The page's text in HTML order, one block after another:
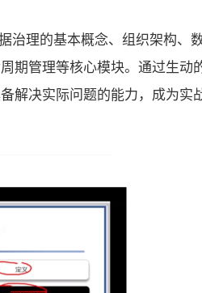
治理的基本概念、组织架构、
期管理等核心模块。通过生动
解决实际问题的能力，成为实